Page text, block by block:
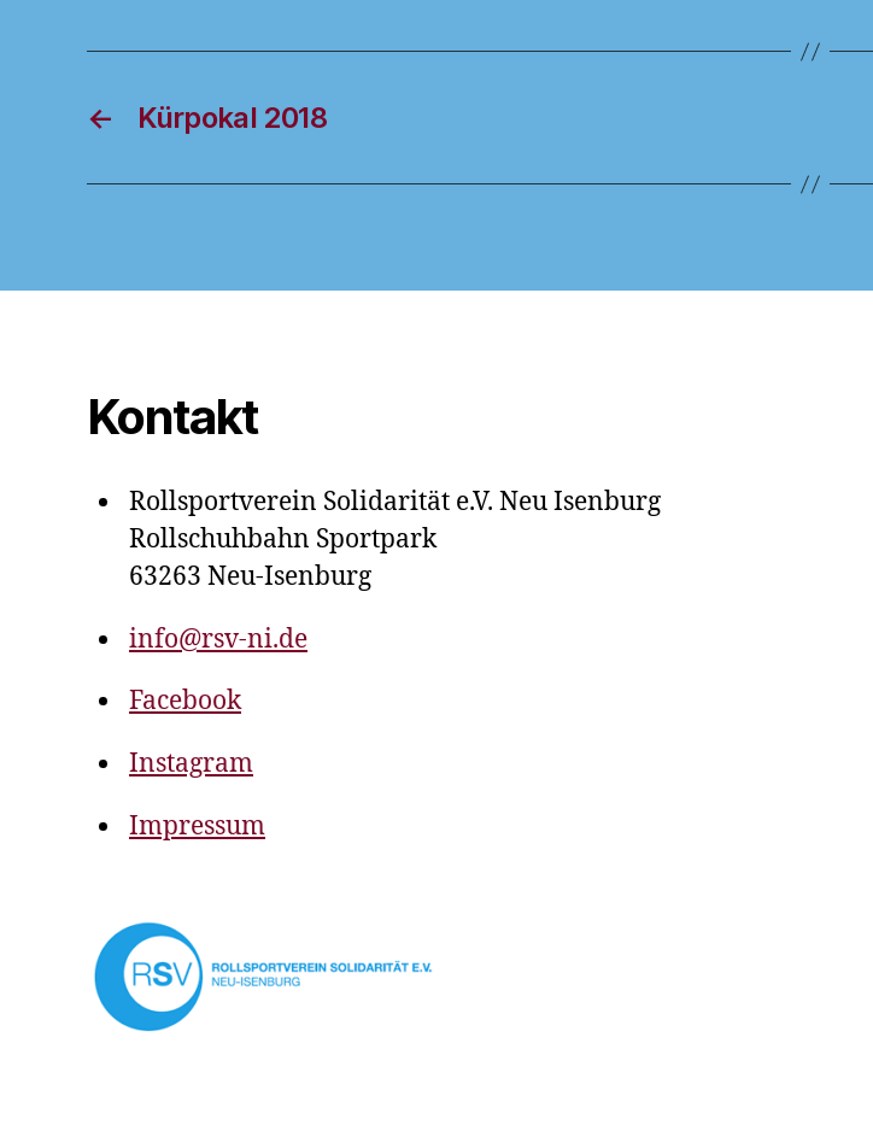
← Kürpokal 2018
Kontakt
Rollsportverein Solidarität e.V. Neu Isenburg
Rollschuhbahn Sportpark
63263 Neu-Isenburg
info@rsv-ni.de
Facebook
Instagram
Impressum